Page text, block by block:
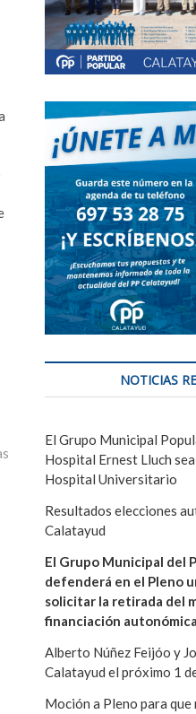
NOTICIAS
El Grupo Municipal
Hospital Ernest Lluch
Hospital Universitario
Resultados elecciones
Calatayud
El Grupo Municipal del
defenderá en el Pleno
solicitar la retirada del
financiación
Alberto Núñez Feijóo y
Calatayud el próximo 1
Moción a Pleno para que